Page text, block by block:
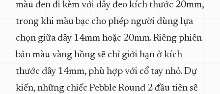
màu đen đi kèm với dây đeo kích thước 20mm,
trong khi màu bạc cho phép người dùng lựa
chọn giữa dây 14mm hoặc 20mm. Riêng phiên
bản màu vàng hồng sẽ chỉ giới hạn ở kích
thước dây 14mm, phù hợp với cổ tay nhỏ. Dự
kiến, những chiếc Pebble Round 2 đầu tiên sẽ